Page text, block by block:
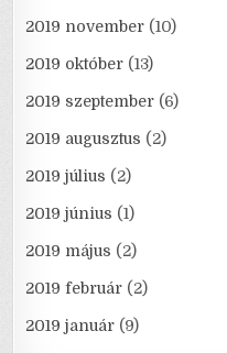
2019 november (10)
2019 október (13)
2019 szeptember (6)
2019 augusztus (2)
2019 július (2)
2019 június (1)
2019 május (2)
2019 február (2)
2019 január (9)